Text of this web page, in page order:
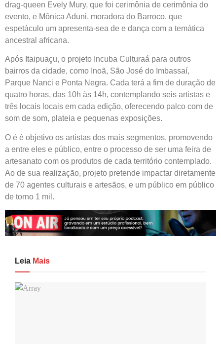
drag-queen Evely Mury, que foi cerimônia de cerimônia do
evento, e Mônica Aduni, moradora do Barroco, que
espetáculo um apresenta-sea de e dança com a temática
ancestral africana.
Após Itaipuaçu, o projeto Incuba Culturaá para outros
bairros da cidade, como Inoã, São José do Imbassaí,
Parque Nanci e Ponta Negra. Cada terá a fim de duração de
quatro horas, das 10h às 14h, contemplando seis artistas e
três locais locais em cada edição, oferecendo palco com de
som de som, plateia e pequenas exposições.
O é é objetivo os artistas dos mais segmentos, promovendo
a entre eles e público, entre o processo de ser uma feira de
artesanato com os produtos de cada território contemplado.
Ao de sua realização, projeto pretende impactar diretamente
de 70 agentes culturais e artesãos, e um público em público
de torno 1 mil.
Leia Mais